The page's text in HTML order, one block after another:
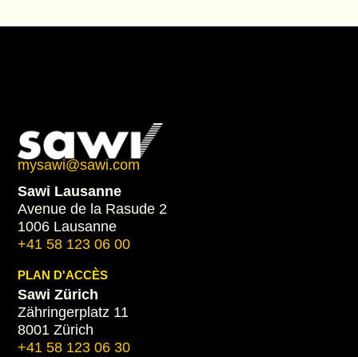
mysawi@sawi.com
Sawi Lausanne
Avenue de la Rasude 2
1006 Lausanne
+41 58 123 06 00
PLAN D'ACCÈS
Sawi Zürich
Zähringerplatz 11
8001 Zürich
+41 58 123 06 30